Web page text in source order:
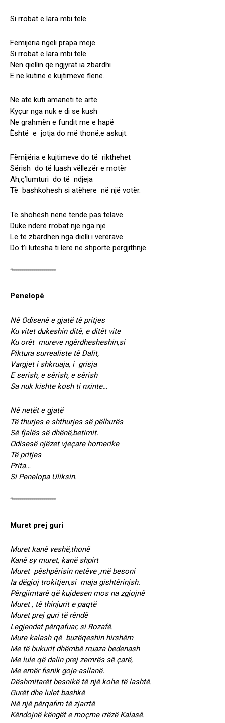
Si rrobat e lara mbi telë
Fëmijëria ngeli prapa meje
Si rrobat e lara mbi telë
Nën qiellin që ngjyrat ia zbardhi
E në kutinë e kujtimeve flenë.
Në atë kuti amaneti të artë
Kyçur nga nuk e di se kush
Ne grahmën e fundit me e hapë
Është e jotja do më thonë,e askujt.
Fëmijëria e kujtimeve do të rikthehet
Sërish do të luash vëllezër e motër
Ah,ç’lumturi do të ndjeja
Të bashkohesh si atëhere në një votër.
Të shohësh nënë tënde pas telave
Duke nderë rrobat një nga një
Le të zbardhen nga dielli i verërave
Do t’i lutesha ti lërë në shportë përgjithnjë.
“””””””””””””””””””””””
Penelopë
Në Odisenë e gjatë të pritjes
Ku vitet dukeshin ditë, e ditët vite
Ku orët mureve ngërdhesheshin,si
Piktura surrealiste të Dalit,
Vargjet i shkruaja, i grisja
E serish, e sërish, e sërish
Sa nuk kishte kosh ti nxinte…
Në netët e gjatë
Të thurjes e shthurjes së pëlhurës
Së fjalës së dhënë,betimit.
Odisesë njëzet vjeçare homerike
Të pritjes
Prita…
Si Penelopa Uliksin.
“””””””””””””””””””””””
Muret prej guri
Muret kanë veshë,thonë
Kanë sy muret, kanë shpirt
Muret pëshpërisin netëve ,më besoni
Ia dëgjoj trokitjen,si maja gishtërinjsh.
Përgjimtarë që kujdesen mos na zgjojnë
Muret , të thinjurit e paqtë
Muret prej guri të rëndë
Legjendat përqafuar, si Rozafë.
Mure kalash që buzëqeshin hirshëm
Me të bukurit dhëmbë rruaza bedenash
Me lule që dalin prej zemrës së çarë,
Me emër fisnik goje-asllanë.
Dëshmitarët besnikë të një kohe të lashtë.
Gurët dhe lulet bashkë
Në një përqafim të zjarrtë
Këndojnë këngët e moçme rrëzë Kalasë.